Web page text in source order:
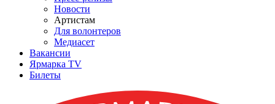
Новости
Артистам
Для волонтеров
Медиасет
Вакансии
Ярмарка TV
Билеты